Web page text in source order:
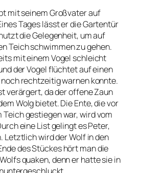
mit seinem Großvater auf
Tages lässt er die Gartentür
die Gelegenheit, um auf
Teich schwimmen zu gehen.
mit einem Vogel schleicht
der Vogel flüchtet auf einen
rechtzeitig warnen konnte.
verärgert, da der offene Zaun
Wolg bietet. Die Ente, die vor
Teich gestiegen war, wird vom
eine List gelingt es Peter,
Letztlich wird der Wolf in den
des Stückes hört man die
quaken, denn er hatte sie in